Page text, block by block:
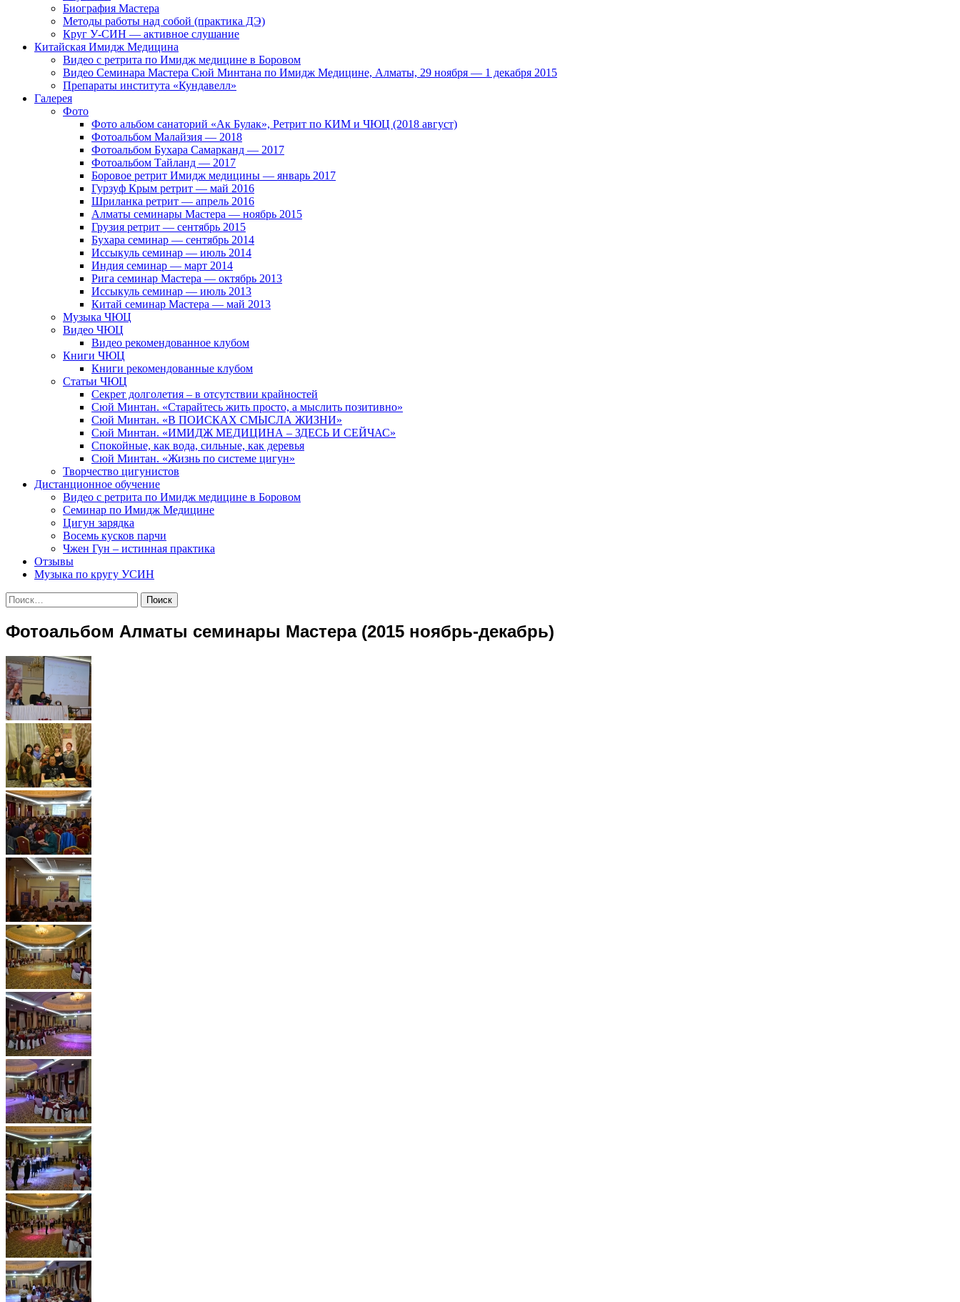
Биография Мастера
Методы работы над собой (практика ДЭ)
Круг У-СИН — активное слушание
Китайская Имидж Медицина
Видео с ретрита по Имидж медицине в Боровом
Видео Семинара Мастера Сюй Минтана по Имидж Медицине, Алматы, 29 ноября — 1 декабря 2015
Препараты института «Кундавелл»
Галерея
Фото
Фото альбом санаторий «Ак Булак», Ретрит по КИМ и ЧЮЦ (2018 август)
Фотоальбом Малайзия — 2018
Фотоальбом Бухара Самарканд — 2017
Фотоальбом Тайланд — 2017
Боровое ретрит Имидж медицины — январь 2017
Гурзуф Крым ретрит — май 2016
Шриланка ретрит — апрель 2016
Алматы семинары Мастера — ноябрь 2015
Грузия ретрит — сентябрь 2015
Бухара семинар — сентябрь 2014
Иссыкуль семинар — июль 2014
Индия семинар — март 2014
Рига семинар Мастера — октябрь 2013
Иссыкуль семинар — июль 2013
Китай семинар Мастера — май 2013
Музыка ЧЮЦ
Видео ЧЮЦ
Видео рекомендованное клубом
Книги ЧЮЦ
Книги рекомендованные клубом
Статьи ЧЮЦ
Секрет долголетия – в отсутствии крайностей
Сюй Минтан. «Старайтесь жить просто, а мыслить позитивно»
Сюй Минтан. «В ПОИСКАХ СМЫСЛА ЖИЗНИ»
Сюй Минтан. «ИМИДЖ МЕДИЦИНА – ЗДЕСЬ И СЕЙЧАС»
Спокойные, как вода, сильные, как деревья
Сюй Минтан. «Жизнь по системе цигун»
Творчество цигунистов
Дистанционное обучение
Видео с ретрита по Имидж медицине в Боровом
Семинар по Имидж Медицине
Цигун зарядка
Восемь кусков парчи
Чжен Гун – истинная практика
Отзывы
Музыка по кругу УСИН
Найти:
Фотоальбом Алматы семинары Мастера (2015 ноябрь-декабрь)